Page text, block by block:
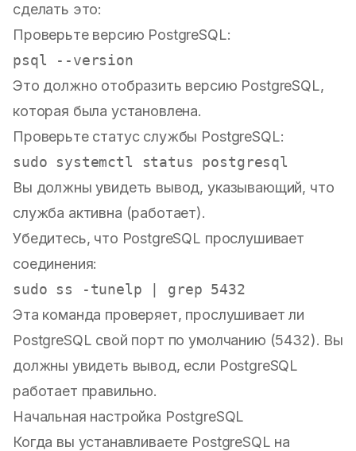
сделать это:
Проверьте версию PostgreSQL:
Это должно отобразить версию PostgreSQL,
которая была установлена.
Проверьте статус службы PostgreSQL:
sudo
Вы должны увидеть вывод, указывающий, что
служба активна (работает).
Убедитесь, что PostgreSQL прослушивает
соединения:
sudo
Эта команда проверяет, прослушивает ли
PostgreSQL свой порт по умолчанию (5432). Вы
должны увидеть вывод, если PostgreSQL
работает правильно.
Начальная настройка PostgreSQL
Когда вы устанавливаете PostgreSQL на